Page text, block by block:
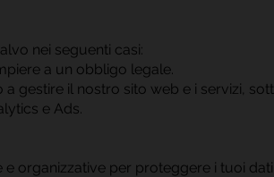
nei seguenti casi:
a un obbligo legale.
a gestire il nostro sito web e i servizi,
e Ads.
organizzative per proteggere i tuoi